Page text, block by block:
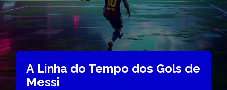
A Linha do Tempo dos Gols de
Messi